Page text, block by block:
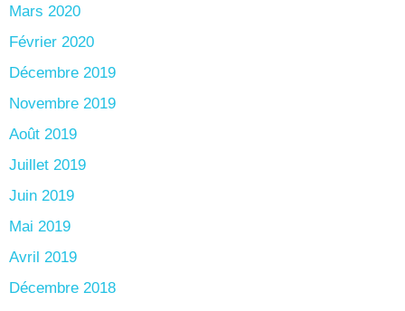
Mars 2020
Février 2020
Décembre 2019
Novembre 2019
Août 2019
Juillet 2019
Juin 2019
Mai 2019
Avril 2019
Décembre 2018